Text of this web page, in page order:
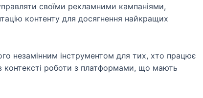
своїми рекламними кампаніями,
контенту для досягнення найкращих
незамінним інструментом для тих, хто працює
контексті роботи з платформами, що мають